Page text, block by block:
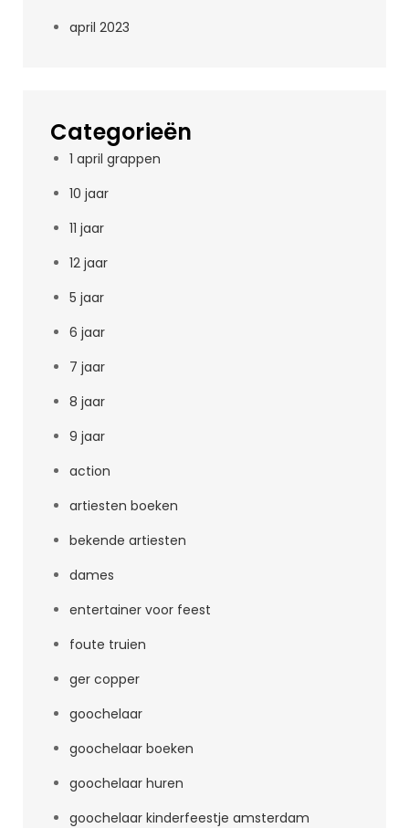
april 2023
Categorieën
1 april grappen
10 jaar
11 jaar
12 jaar
5 jaar
6 jaar
7 jaar
8 jaar
9 jaar
action
artiesten boeken
bekende artiesten
dames
entertainer voor feest
foute truien
ger copper
goochelaar
goochelaar boeken
goochelaar huren
goochelaar kinderfeestje amsterdam